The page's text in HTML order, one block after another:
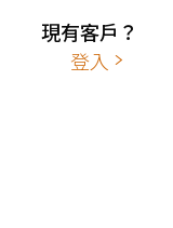
現有客戶？
登入